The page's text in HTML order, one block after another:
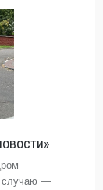
случаю —